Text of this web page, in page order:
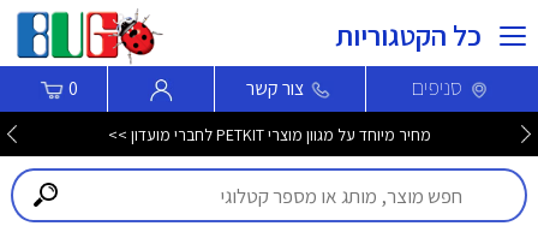
כל הקטגוריות
סניפים צור קשר 0
מחיר מיוחד על מגוון מוצרי PETKIT לחברי מועדון >>